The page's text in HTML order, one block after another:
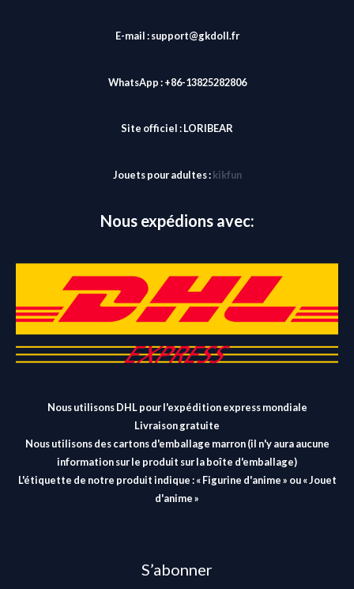
E-mail : support@gkdoll.fr
WhatsApp : +86-13825282806
Site officiel :LORIBEAR
Jouets pour adultes : kikfun
Nous expédions avec:
Nous utilisons DHL pour l'expédition express mondiale
Livraison gratuite
Nous utilisons des cartons d'emballage marron (il n'y aura aucune
information sur le produit sur la boîte d'emballage)
L'étiquette de notre produit indique : « Figurine d'anime » ou « Jouet
d'anime »
S’abonner